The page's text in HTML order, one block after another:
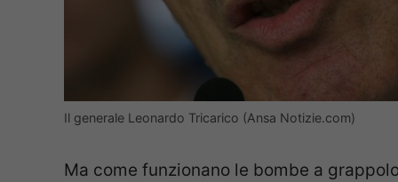
Il generale Leonardo Tricarico (Ansa Notizie.com)
Ma come funzionano le bombe a